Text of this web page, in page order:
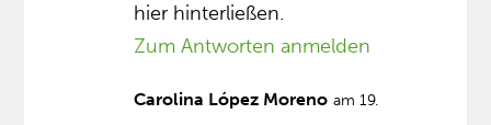
hier hinterließen.
Zum Antworten anmelden
Carolina López Moreno am 19.